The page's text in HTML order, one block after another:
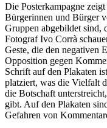
Die Posterkampagne
Bürgerinnen und Bürger
Gruppen abgebildet sind,
Fotograf Ivo Corrà
Geste, die den negativen
Opposition gegen
Schrift auf den Plakaten
platziert, was die Vielfalt
die Botschaft
gibt. Auf den Plakaten
Gefahren von